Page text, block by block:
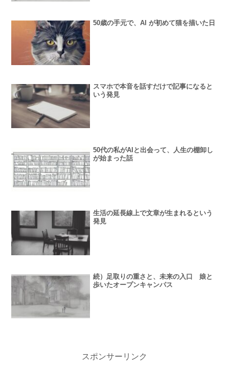
50歳の手元で、AI が初めて猫を描いた日
スマホで本音を話すだけで記事になると
いう発見
50代の私がAIと出会って、人生の棚卸し
が始まった話
生活の延長線上で文章が生まれるという
発見
続）足取りの重さと、未来の入口 娘と
歩いたオープンキャンパス
スポンサーリンク